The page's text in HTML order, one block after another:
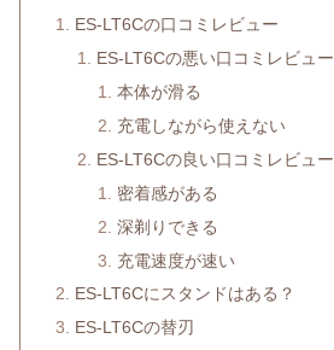
ES-LT6Cの口コミレビュー
ES-LT6Cの悪い口コミレビュー
本体が滑る
充電しながら使えない
ES-LT6Cの良い口コミレビュー
密着感がある
深剃りできる
充電速度が速い
ES-LT6Cにスタンドはある？
ES-LT6Cの替刃